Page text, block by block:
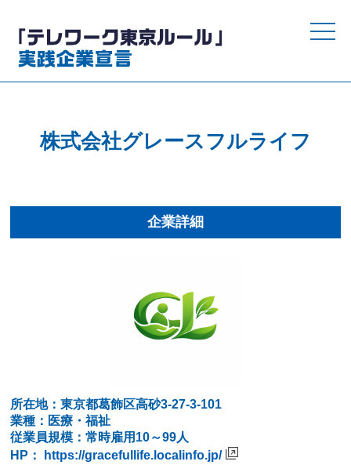
toggle
株式会社グレースフルライフ
企業詳細
所在地：東京都葛飾区高砂3-27-3-101
業種：医療・福祉
従業員規模：常時雇用10～99人
HP：
https://gracefullife.localinfo.jp/